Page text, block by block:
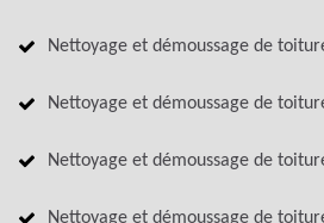
Nettoyage et démoussage de
Nettoyage et démoussage de
Nettoyage et démoussage de
Nettoyage et démoussage de